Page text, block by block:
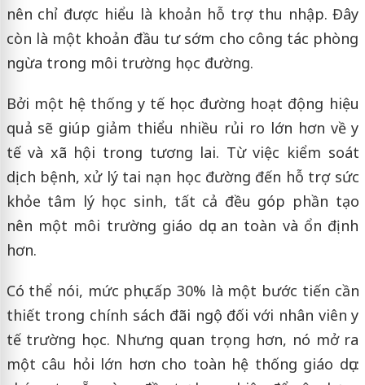
nên chỉ được hiểu là khoản hỗ trợ thu nhập. Đây
còn là một khoản đầu tư sớm cho công tác phòng
ngừa trong môi trường học đường.
Bởi một hệ thống y tế học đường hoạt động hiệu
quả sẽ giúp giảm thiểu nhiều rủi ro lớn hơn về y
tế và xã hội trong tương lai. Từ việc kiểm soát
dịch bệnh, xử lý tai nạn học đường đến hỗ trợ sức
khỏe tâm lý học sinh, tất cả đều góp phần tạo
nên một môi trường giáo dục an toàn và ổn định
hơn.
Có thể nói, mức phụ cấp 30% là một bước tiến cần
thiết trong chính sách đãi ngộ đối với nhân viên y
tế trường học. Nhưng quan trọng hơn, nó mở ra
một câu hỏi lớn hơn cho toàn hệ thống giáo dục: